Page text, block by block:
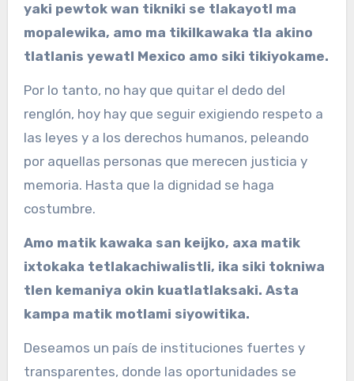
yaki pewtok wan tikniki se tlakayotl ma
mopalewika, amo ma tikilkawaka tla akino
tlatlanis yewatl Mexico amo siki tikiyokame.
Por lo tanto, no hay que quitar el dedo del
renglón, hoy hay que seguir exigiendo respeto a
las leyes y a los derechos humanos, peleando
por aquellas personas que merecen justicia y
memoria. Hasta que la dignidad se haga
costumbre.
Amo matik kawaka san keijko, axa matik
ixtokaka tetlakachiwalistli, ika siki tokniwa
tlen kemaniya okin kuatlatlaksaki. Asta
kampa matik motlami siyowitika.
Deseamos un país de instituciones fuertes y
transparentes, donde las oportunidades se